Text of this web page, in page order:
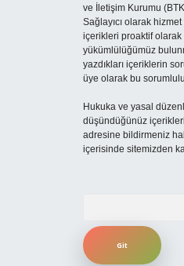
ve İletişim Kurumu
Sağlayıcı olarak
içerikleri proaktif olarak
yükümlülüğümüz
yazdıkları içeriklerin
üye olarak bu
Hukuka ve yasal
düşündüğünüz
adresine bildirmeniz
içerisinde sitemizden